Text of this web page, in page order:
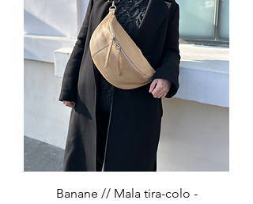
Banane // Mala tira-colo -